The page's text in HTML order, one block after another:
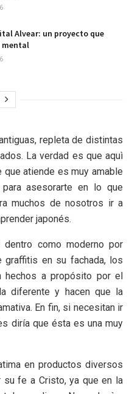
Alvear: un proyecto que
mental
repleta de distintas
La verdad es que aquì
atiende es muy amable
asesorarte en lo que
muchos de nosotros ir a
japonés.
como moderno por
graffitis en su fachada, los
hechos a propósito por el
diferente y hacen que la
En fin, si necesitan ir
diría que ésta es una muy
en productos diversos
fe a Cristo, ya que en la